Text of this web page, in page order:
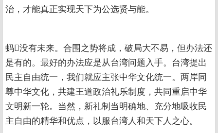
治，才能真正实现天下为公选贤与能。
蚂没有未来。合围之势将成，破局大不易，但办法还
是有的。最好的办法应是从台湾问题入手。台湾提出
民主自由统一，我们就应主张中华文化统一。两岸同
尊中华文化，共建王道政治礼乐制度，共同重启中华
文明新一轮。当然，新礼制当明确地、充分地吸收民
主自由的精华和优点，以服台湾人和天下人之心。